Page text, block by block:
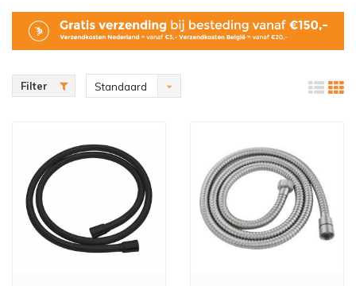
Filter Standaard